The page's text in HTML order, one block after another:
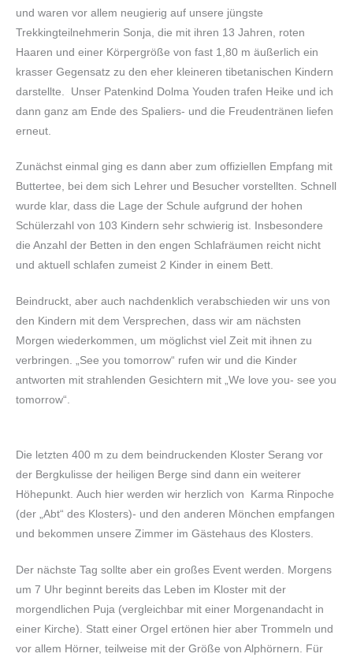
und waren vor allem neugierig auf unsere jüngste
Trekkingteilnehmerin Sonja, die mit ihren 13 Jahren, roten
Haaren und einer Körpergröße von fast 1,80 m äußerlich ein
krasser Gegensatz zu den eher kleineren tibetanischen Kindern
darstellte. Unser Patenkind Dolma Youden trafen Heike und ich
dann ganz am Ende des Spaliers- und die Freudentränen liefen
erneut.
Zunächst einmal ging es dann aber zum offiziellen Empfang mit
Buttertee, bei dem sich Lehrer und Besucher vorstellten. Schnell
wurde klar, dass die Lage der Schule aufgrund der hohen
Schülerzahl von 103 Kindern sehr schwierig ist. Insbesondere
die Anzahl der Betten in den engen Schlafräumen reicht nicht
und aktuell schlafen zumeist 2 Kinder in einem Bett.
Beindruckt, aber auch nachdenklich verabschieden wir uns von
den Kindern mit dem Versprechen, dass wir am nächsten
Morgen wiederkommen, um möglichst viel Zeit mit ihnen zu
verbringen. „See you tomorrow“ rufen wir und die Kinder
antworten mit strahlenden Gesichtern mit „We love you- see you
tomorrow“.
Die letzten 400 m zu dem beindruckenden Kloster Serang vor
der Bergkulisse der heiligen Berge sind dann ein weiterer
Höhepunkt. Auch hier werden wir herzlich von Karma Rinpoche
(der „Abt“ des Klosters)- und den anderen Mönchen empfangen
und bekommen unsere Zimmer im Gästehaus des Klosters.
Der nächste Tag sollte aber ein großes Event werden. Morgens
um 7 Uhr beginnt bereits das Leben im Kloster mit der
morgendlichen Puja (vergleichbar mit einer Morgenandacht in
einer Kirche). Statt einer Orgel ertönen hier aber Trommeln und
vor allem Hörner, teilweise mit der Größe von Alphörnern. Für